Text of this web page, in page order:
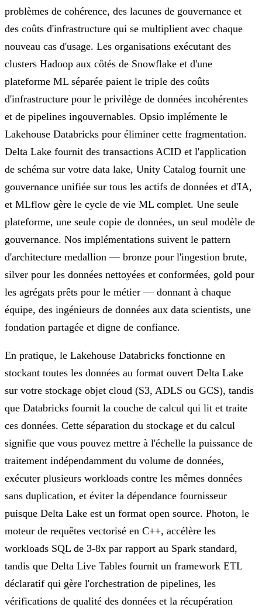
problèmes de cohérence, des lacunes de gouvernance et
des coûts d'infrastructure qui se multiplient avec chaque
nouveau cas d'usage. Les organisations exécutant des
clusters Hadoop aux côtés de Snowflake et d'une
plateforme ML séparée paient le triple des coûts
d'infrastructure pour le privilège de données incohérentes
et de pipelines ingouvernables. Opsio implémente le
Lakehouse Databricks pour éliminer cette fragmentation.
Delta Lake fournit des transactions ACID et l'application
de schéma sur votre data lake, Unity Catalog fournit une
gouvernance unifiée sur tous les actifs de données et d'IA,
et MLflow gère le cycle de vie ML complet. Une seule
plateforme, une seule copie de données, un seul modèle de
gouvernance. Nos implémentations suivent le pattern
d'architecture medallion — bronze pour l'ingestion brute,
silver pour les données nettoyées et conformées, gold pour
les agrégats prêts pour le métier — donnant à chaque
équipe, des ingénieurs de données aux data scientists, une
fondation partagée et digne de confiance.
En pratique, le Lakehouse Databricks fonctionne en
stockant toutes les données au format ouvert Delta Lake
sur votre stockage objet cloud (S3, ADLS ou GCS), tandis
que Databricks fournit la couche de calcul qui lit et traite
ces données. Cette séparation du stockage et du calcul
signifie que vous pouvez mettre à l'échelle la puissance de
traitement indépendamment du volume de données,
exécuter plusieurs workloads contre les mêmes données
sans duplication, et éviter la dépendance fournisseur
puisque Delta Lake est un format open source. Photon, le
moteur de requêtes vectorisé en C++, accélère les
workloads SQL de 3-8x par rapport au Spark standard,
tandis que Delta Live Tables fournit un framework ETL
déclaratif qui gère l'orchestration de pipelines, les
vérifications de qualité des données et la récupération